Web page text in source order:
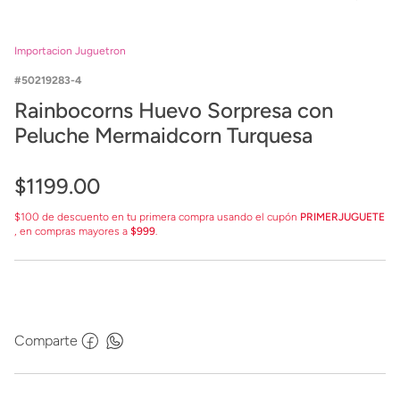
Importacion Juguetron
50219283-4
Rainbocorns Huevo Sorpresa con
Peluche Mermaidcorn Turquesa
$1199.00
$100 de descuento en tu primera compra usando el cupón PRIMERJUGUETE
, en compras mayores a $999.
Comparte